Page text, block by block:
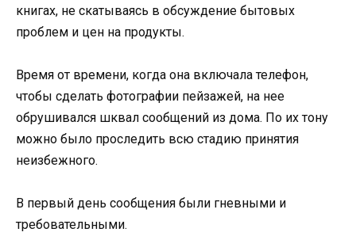
книгах, не скатываясь в обсуждение бытовых
проблем и цен на продукты.
Время от времени, когда она включала телефон,
чтобы сделать фотографии пейзажей, на нее
обрушивался шквал сообщений из дома. По их тону
можно было проследить всю стадию принятия
неизбежного.
В первый день сообщения были гневными и
требовательными.